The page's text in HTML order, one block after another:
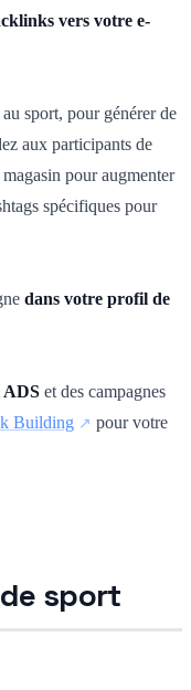
vers votre e-
sport, pour générer de
aux participants de
pour augmenter
spécifiques pour
dans votre profil de
ADS et des campagnes
Building
pour votre
sport